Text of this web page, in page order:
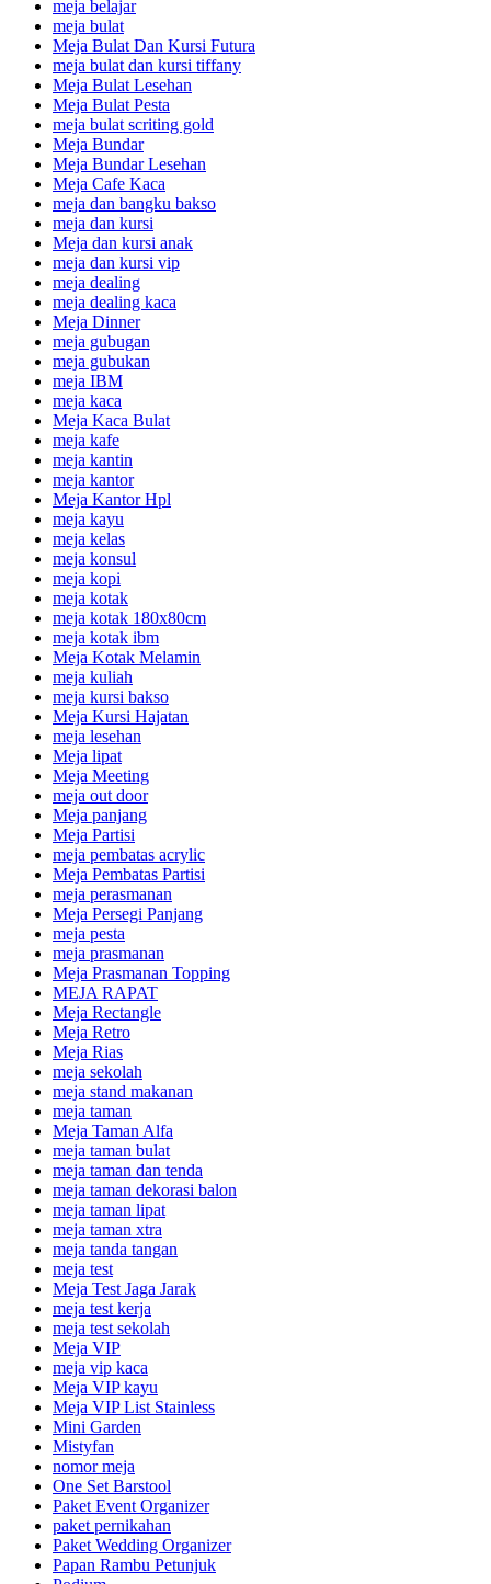
meja belajar
meja bulat
Meja Bulat Dan Kursi Futura
meja bulat dan kursi tiffany
Meja Bulat Lesehan
Meja Bulat Pesta
meja bulat scriting gold
Meja Bundar
Meja Bundar Lesehan
Meja Cafe Kaca
meja dan bangku bakso
meja dan kursi
Meja dan kursi anak
meja dan kursi vip
meja dealing
meja dealing kaca
Meja Dinner
meja gubugan
meja gubukan
meja IBM
meja kaca
Meja Kaca Bulat
meja kafe
meja kantin
meja kantor
Meja Kantor Hpl
meja kayu
meja kelas
meja konsul
meja kopi
meja kotak
meja kotak 180x80cm
meja kotak ibm
Meja Kotak Melamin
meja kuliah
meja kursi bakso
Meja Kursi Hajatan
meja lesehan
Meja lipat
Meja Meeting
meja out door
Meja panjang
Meja Partisi
meja pembatas acrylic
Meja Pembatas Partisi
meja perasmanan
Meja Persegi Panjang
meja pesta
meja prasmanan
Meja Prasmanan Topping
MEJA RAPAT
Meja Rectangle
Meja Retro
Meja Rias
meja sekolah
meja stand makanan
meja taman
Meja Taman Alfa
meja taman bulat
meja taman dan tenda
meja taman dekorasi balon
meja taman lipat
meja taman xtra
meja tanda tangan
meja test
Meja Test Jaga Jarak
meja test kerja
meja test sekolah
Meja VIP
meja vip kaca
Meja VIP kayu
Meja VIP List Stainless
Mini Garden
Mistyfan
nomor meja
One Set Barstool
Paket Event Organizer
paket pernikahan
Paket Wedding Organizer
Papan Rambu Petunjuk